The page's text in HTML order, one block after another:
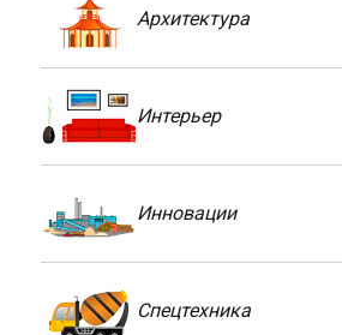
Архитектура
Интерьер
Инновации
Спецтехника